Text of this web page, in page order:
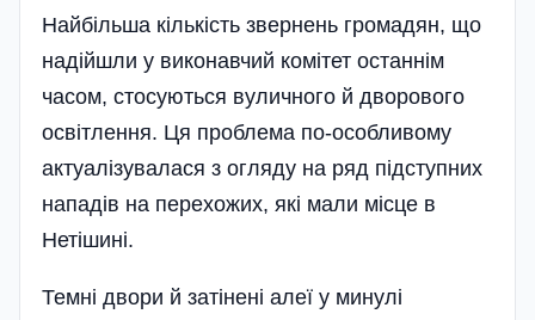
Найбільша кількість звернень громадян, що
надійшли у виконавчий комітет останнім
часом, стосуються вуличного й дворового
освітлення. Ця проблема по-особливому
актуалізувалася з огляду на ряд підступних
нападів на перехожих, які мали місце в
Нетішині.
Темні двори й затінені алеї у минулі